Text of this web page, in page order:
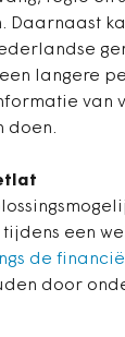
langere
van
doen.
een
de
door